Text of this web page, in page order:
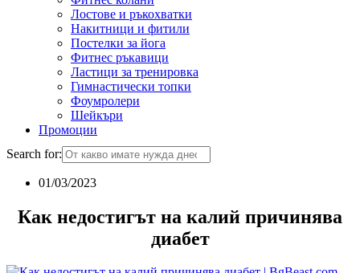
Лостове и ръкохватки
Накитници и фитили
Постелки за йога
Фитнес ръкавици
Ластици за тренировка
Гимнастически топки
Фоумролери
Шейкъри
Промоции
Search for:
01/03/2023
Как недостигът на калий причинява
диабет